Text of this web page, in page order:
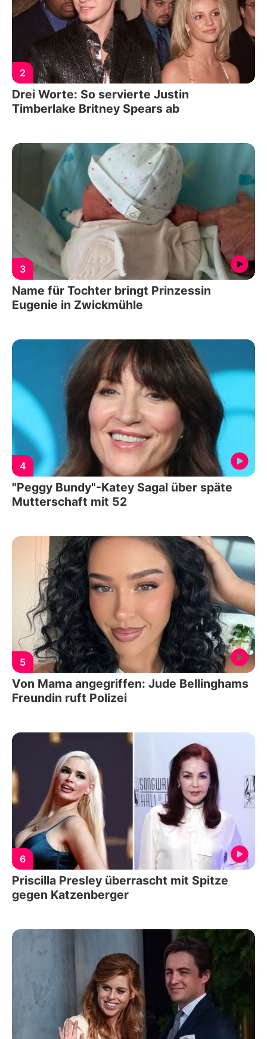
2
Drei Worte: So servierte Justin
Timberlake Britney Spears ab
3
Name für Tochter bringt Prinzessin
Eugenie in Zwickmühle
4
"Peggy Bundy"-Katey Sagal über späte
Mutterschaft mit 52
5
Von Mama angegriffen: Jude Bellinghams
Freundin ruft Polizei
6
Priscilla Presley überrascht mit Spitze
gegen Katzenberger